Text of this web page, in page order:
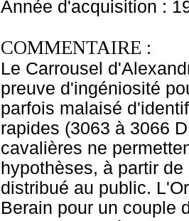
Année d'acquisition :
COMMENTAIRE :
Le Carrousel
preuve d'ingéniosité
parfois malaisé
rapides (3063 à 3066
cavalières ne
hypothèses, à partir
distribué au public.
Berain pour un couple